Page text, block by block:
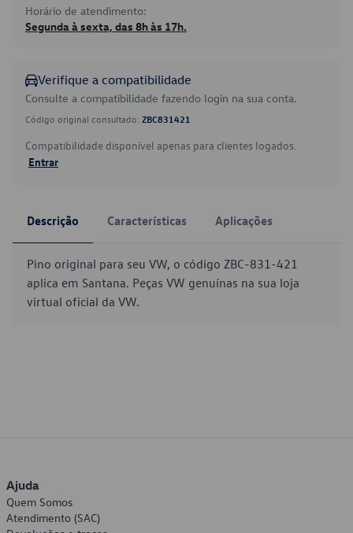
Horário de atendimento:
Segunda à sexta, das 8h às 17h.
Verifique a compatibilidade
Consulte a compatibilidade fazendo login na sua conta.
Código original consultado: ZBC831421
Compatibilidade disponível apenas para clientes logados.
Entrar
Descrição Características Aplicações
Pino original para seu VW, o código ZBC-831-421
aplica em Santana. Peças VW genuínas na sua loja
virtual oficial da VW.
Ajuda
Quem Somos
Atendimento (SAC)